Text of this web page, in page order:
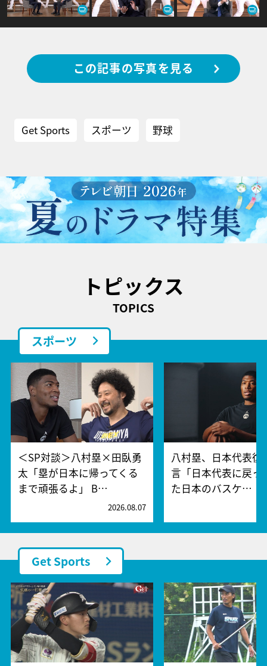
この記事の写真を見る
Get Sports スポーツ 野球
トピックス
TOPICS
スポーツ
＜SP対談＞八村塁×田臥勇
太「塁が日本に帰ってくる
まで頑張るよ」 B…
2026.08.07
八村塁、日本代表復
言「日本代表に戻っ
た日本のバスケ…
Get Sports